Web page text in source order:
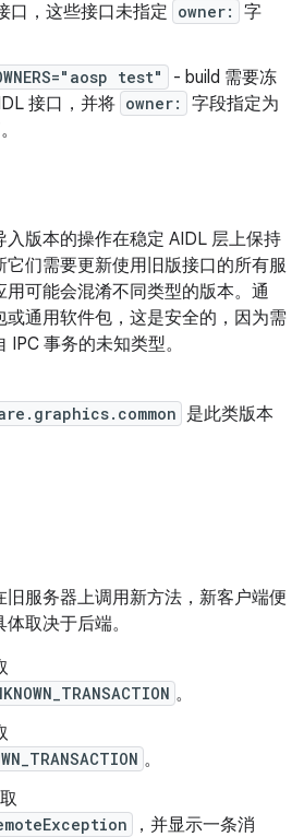
口，这些接口未指定 owner:
字
test"
- build 需要冻
接口，并将 owner:
字段指定为
入版本的操作在稳定 AIDL 层上保持
它们需要更新使用旧版接口的所有服
可能会混淆不同类型的版本。通
通用软件包，这是安全的，因为需
事务的未知类型。
是此类版本
服务器上调用新方法，新客户端便
取决于后端。
。
。
，并显示一条消